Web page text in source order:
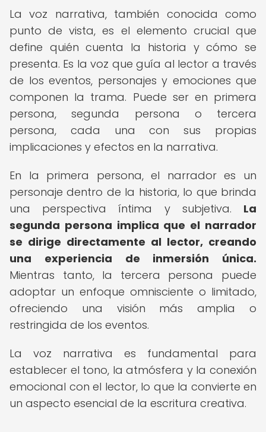
La voz narrativa, también conocida como
punto de vista, es el elemento crucial que
define quién cuenta la historia y cómo se
presenta. Es la voz que guía al lector a través
de los eventos, personajes y emociones que
componen la trama. Puede ser en primera
persona, segunda persona o tercera
persona, cada una con sus propias
implicaciones y efectos en la narrativa.
En la primera persona, el narrador es un
personaje dentro de la historia, lo que brinda
una perspectiva íntima y subjetiva. La
segunda persona implica que el narrador
se dirige directamente al lector, creando
una experiencia de inmersión única.
Mientras tanto, la tercera persona puede
adoptar un enfoque omnisciente o limitado,
ofreciendo una visión más amplia o
restringida de los eventos.
La voz narrativa es fundamental para
establecer el tono, la atmósfera y la conexión
emocional con el lector, lo que la convierte en
un aspecto esencial de la escritura creativa.